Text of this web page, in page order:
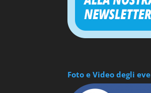
Foto e Video degli